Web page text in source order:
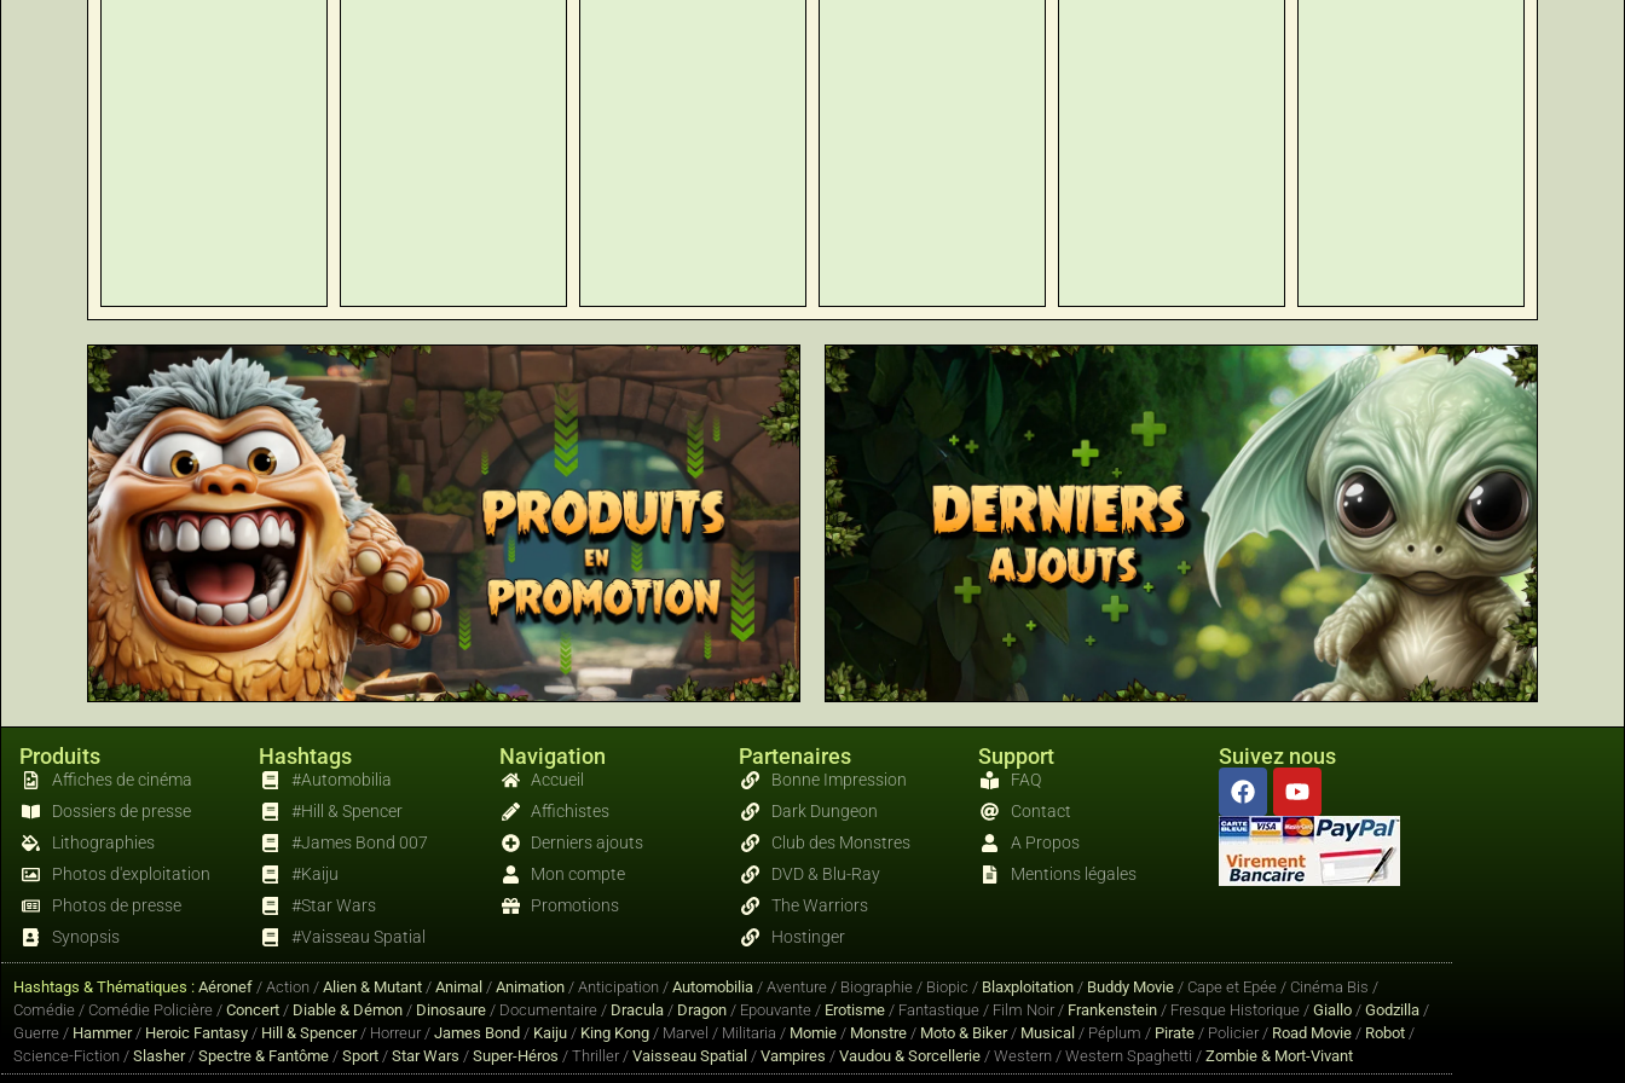
Produits
Affiches de cinéma
Dossiers de presse
Lithographies
Photos d'exploitation
Photos de presse
Synopsis
Hashtags
#Automobilia
#Hill & Spencer
#James Bond 007
#Kaiju
#Star Wars
#Vaisseau Spatial
Navigation
Accueil
Affichistes
Derniers ajouts
Mon compte
Promotions
Partenaires
Bonne Impression
Dark Dungeon
Club des Monstres
DVD & Blu-Ray
The Warriors
Hostinger
Support
FAQ
Contact
A Propos
Mentions légales
Suivez nous
Hashtags & Thématiques : Aéronef / Action / Alien & Mutant / Animal / Animation / Anticipation / Automobilia / Aventure / Biographie / Biopic / Blaxploitation / Buddy Movie / Cape et Epée / Cinéma Bis /
Comédie / Comédie Policière / Concert / Diable & Démon / Dinosaure / Documentaire / Dracula / Dragon / Epouvante / Erotisme / Fantastique / Film Noir / Frankenstein / Fresque Historique / Giallo / Godzilla /
Guerre / Hammer/ Heroic Fantasy / Hill & Spencer/ Horreur / James Bond / Kaiju / King Kong / Marvel / Militaria / Momie / Monstre / Moto & Biker/ Musical / Péplum / Pirate / Policier / Road Movie / Robot /
Science-Fiction / Slasher/ Spectre & Fantôme / Sport / Star Wars / Super-Héros / Thriller / Vaisseau Spatial / Vampires / Vaudou & Sorcellerie / Western / Western Spaghetti / Zombie & Mort-Vivant